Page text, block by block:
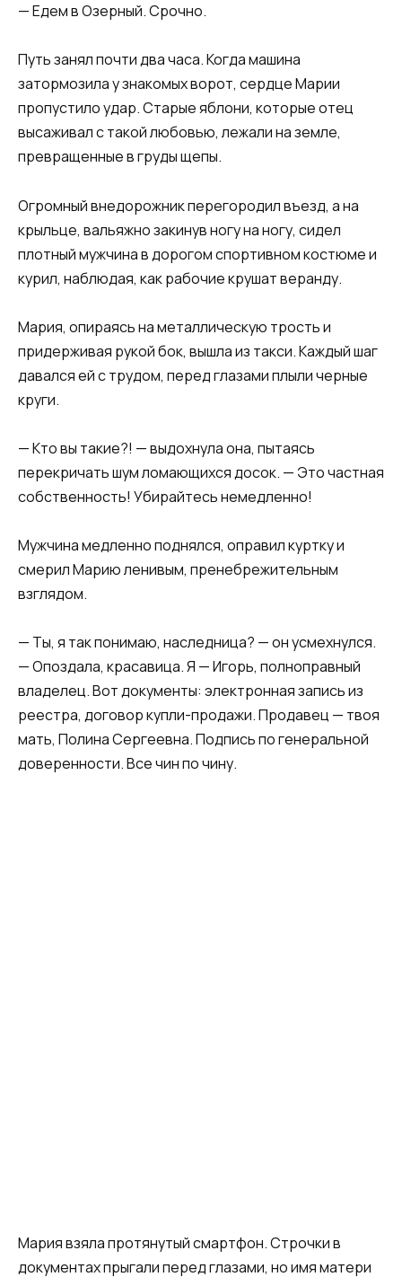
— Едем в Озерный. Срочно.
Путь занял почти два часа. Когда машина
затормозила у знакомых ворот, сердце Марии
пропустило удар. Старые яблони, которые отец
высаживал с такой любовью, лежали на земле,
превращенные в груды щепы.
Огромный внедорожник перегородил въезд, а на
крыльце, вальяжно закинув ногу на ногу, сидел
плотный мужчина в дорогом спортивном костюме и
курил, наблюдая, как рабочие крушат веранду.
Мария, опираясь на металлическую трость и
придерживая рукой бок, вышла из такси. Каждый шаг
давался ей с трудом, перед глазами плыли черные
круги.
— Кто вы такие?! — выдохнула она, пытаясь
перекричать шум ломающихся досок. — Это частная
собственность! Убирайтесь немедленно!
Мужчина медленно поднялся, оправил куртку и
смерил Марию ленивым, пренебрежительным
взглядом.
— Ты, я так понимаю, наследница? — он усмехнулся.
— Опоздала, красавица. Я — Игорь, полноправный
владелец. Вот документы: электронная запись из
реестра, договор купли-продажи. Продавец — твоя
мать, Полина Сергеевна. Подпись по генеральной
доверенности. Все чин по чину.
Мария взяла протянутый смартфон. Строчки в
документах прыгали перед глазами, но имя матери